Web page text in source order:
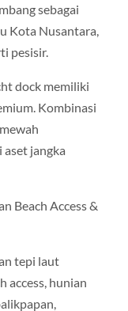
sebagai
Kota Nusantara,
pesisir.
dock memiliki
Kombinasi
aset jangka
Beach Access &
tepi laut
access, hunian